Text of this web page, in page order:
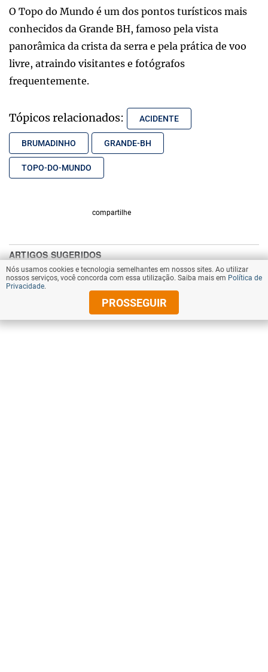
O Topo do Mundo é um dos pontos turísticos mais
conhecidos da Grande BH, famoso pela vista
panorâmica da crista da serra e pela prática de voo
livre, atraindo visitantes e fotógrafos
frequentemente.
Tópicos relacionados: ACIDENTE
BRUMADINHO GRANDE-BH
TOPO-DO-MUNDO
compartilhe
Nós usamos cookies e tecnologia semelhantes em nossos sites. Ao utilizar
nossos serviços, você concorda com essa utilização. Saiba mais em Política de
Privacidade.
PROSSEGUIR